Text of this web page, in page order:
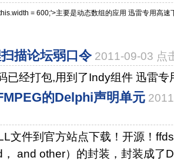
= 600;'>主要是动态数组的应用 迅雷专用高速
描论坛弱口令 2011-09-03 点
已经打包,用到了Indy组件 迅雷专
的Delphi声明单元
文件到官方站点下载！开源！
， and other）的封装，封装成了